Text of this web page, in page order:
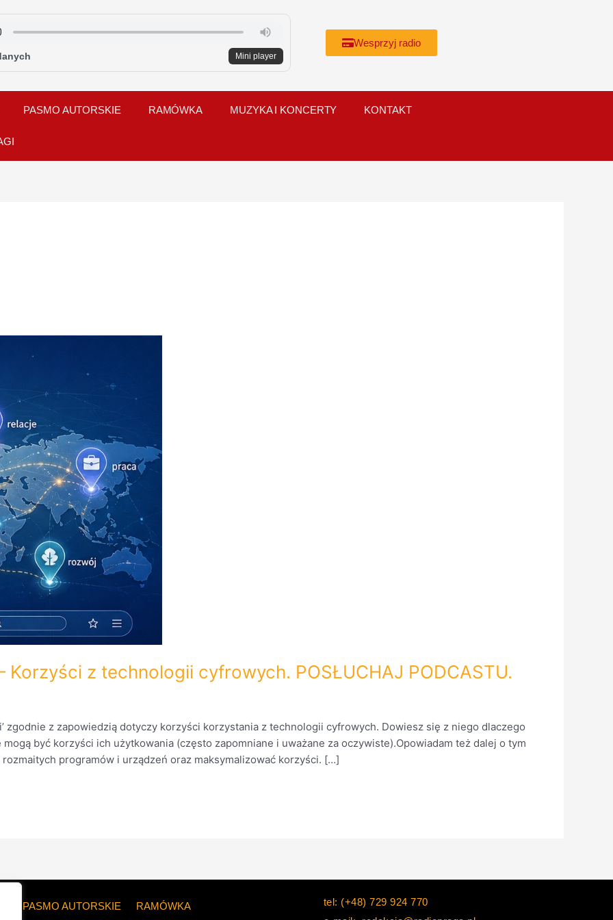
Mini player
Wesprzyj radio
PASMO AUTORSKIE RAMÓWKA MUZYKA I KONCERTY KONTAKT
z technologii cyfrowych. POSŁUCHAJ PODCASTU.
zgodnie z zapowiedzią dotyczy korzyści korzystania z technologii cyfrowych. Dowiesz się z niego dlaczego
być korzyści ich użytkowania (często zapomniane i uważane za oczywiste).Opowiadam też dalej o tym
programów i urządzeń oraz maksymalizować korzyści. […]
PASMO AUTORSKIE RAMÓWKA
tel: (+48) 729 924 770